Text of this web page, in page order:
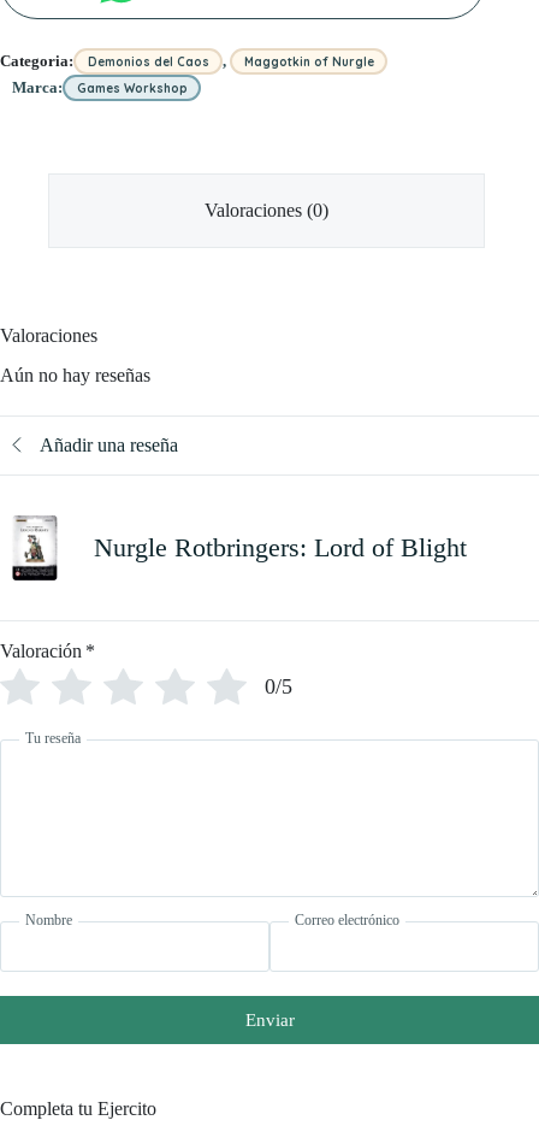
Categoria: Demonios del Caos , Maggotkin of Nurgle
Marca: Games Workshop
Valoraciones (0)
Valoraciones
Aún no hay reseñas
Añadir una reseña
Nurgle Rotbringers: Lord of Blight
Valoración *
0/5
Tu reseña
Nombre Correo electrónico
Enviar
Completa tu Ejercito